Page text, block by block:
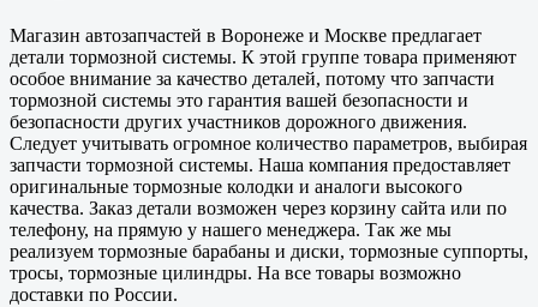
Магазин автозапчастей в Воронеже и Москве предлагает
детали тормозной системы. К этой группе товара применяют
особое внимание за качество деталей, потому что запчасти
тормозной системы это гарантия вашей безопасности и
безопасности других участников дорожного движения.
Следует учитывать огромное количество параметров, выбирая
запчасти тормозной системы. Наша компания предоставляет
оригинальные тормозные колодки и аналоги высокого
качества. Заказ детали возможен через корзину сайта или по
телефону, на прямую у нашего менеджера. Так же мы
реализуем тормозные барабаны и диски, тормозные суппорты,
тросы, тормозные цилиндры. На все товары возможно
доставки по России.